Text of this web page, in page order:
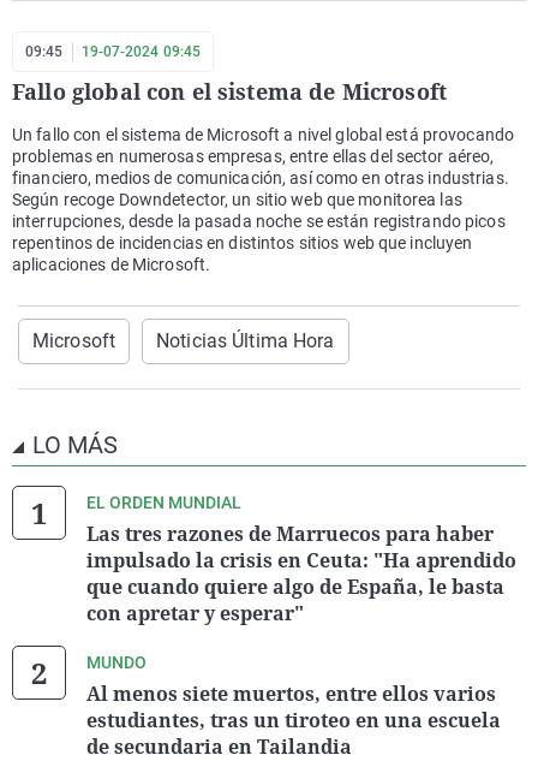
09:45 19-07-2024 09:45
Fallo global con el sistema de Microsoft
Un fallo con el sistema de Microsoft a nivel global está provocando
problemas en numerosas empresas, entre ellas del sector aéreo,
financiero, medios de comunicación, así como en otras industrias.
Según recoge Downdetector, un sitio web que monitorea las
interrupciones, desde la pasada noche se están registrando picos
repentinos de incidencias en distintos sitios web que incluyen
aplicaciones de Microsoft.
Microsoft Noticias Última Hora
LO MÁS
EL ORDEN MUNDIAL
Las tres razones de Marruecos para haber
impulsado la crisis en Ceuta: "Ha aprendido
que cuando quiere algo de España, le basta
con apretar y esperar"
MUNDO
Al menos siete muertos, entre ellos varios
estudiantes, tras un tiroteo en una escuela
de secundaria en Tailandia